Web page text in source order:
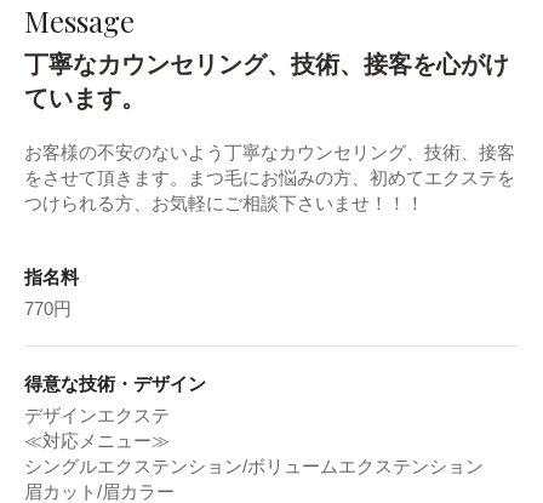
Message
丁寧なカウンセリング、技術、接客を心がけ
ています。
お客様の不安のないよう丁寧なカウンセリング、技術、接客
をさせて頂きます。まつ毛にお悩みの方、初めてエクステを
つけられる方、お気軽にご相談下さいませ！！！
指名料
770円
得意な技術・デザイン
デザインエクステ
≪対応メニュー≫
シングルエクステンション/ボリュームエクステンション
眉カット/眉カラー